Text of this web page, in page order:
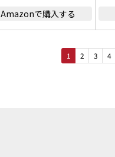
Amazonで購入する
1 2 3 4